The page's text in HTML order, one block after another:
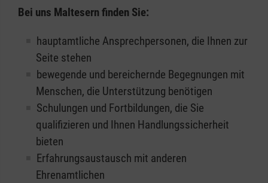
Bei uns Maltesern finden Sie:
hauptamtliche Ansprechpersonen, die Ihnen zur
Seite stehen
bewegende und bereichernde Begegnungen mit
Menschen, die Unterstützung benötigen
Schulungen und Fortbildungen, die Sie
qualifizieren und Ihnen Handlungssicherheit
bieten
Erfahrungsaustausch mit anderen
Ehrenamtlichen